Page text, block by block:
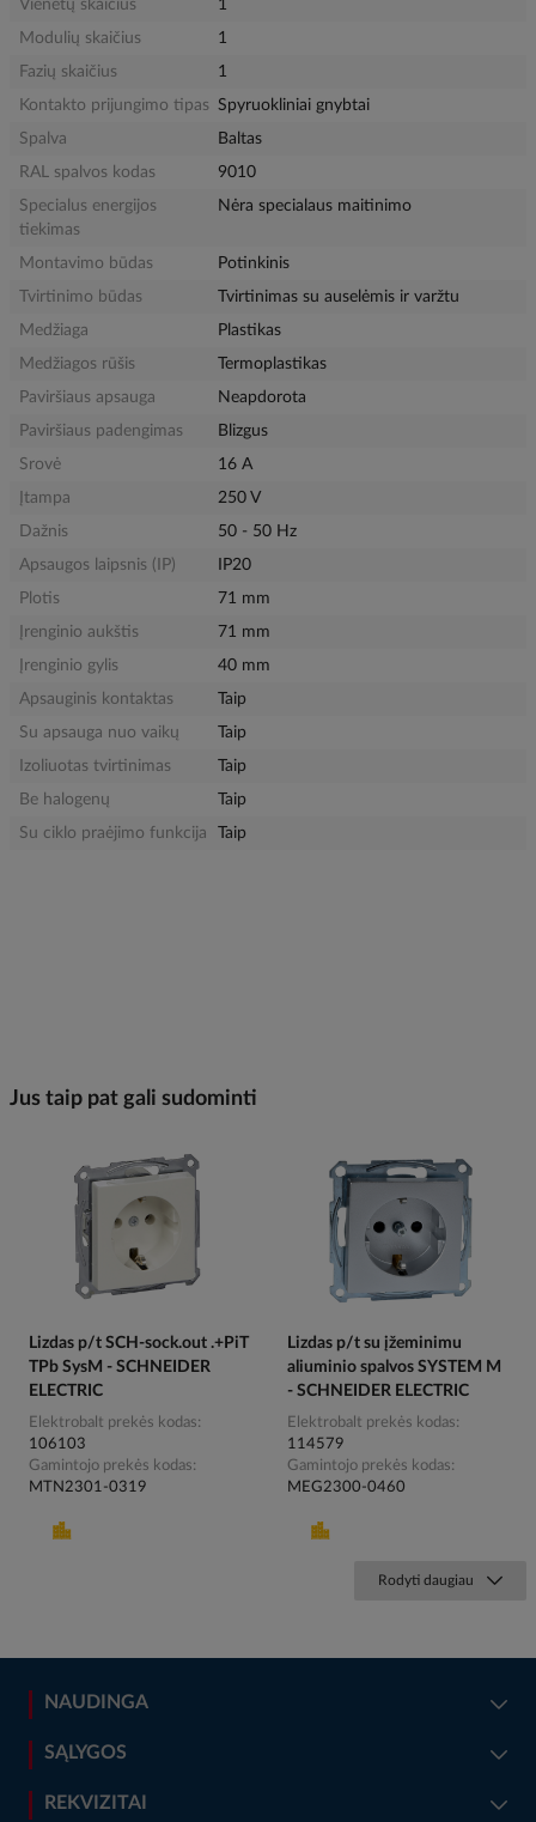
Vienetų skaičius
1
Modulių skaičius
1
Fazių skaičius
1
Kontakto prijungimo tipas Spyruokliniai gnybtai
Spalva
Baltas
RAL spalvos kodas
9010
Specialus energijos
tiekimas
Nėra specialaus maitinimo
Montavimo būdas
Potinkinis
Tvirtinimo būdas
Tvirtinimas su auselėmis ir varžtu
Medžiaga
Plastikas
Medžiagos rūšis
Termoplastikas
Paviršiaus apsauga
Neapdorota
Paviršiaus padengimas
Blizgus
Srovė
16 A
Įtampa
250 V
Dažnis
50 - 50 Hz
Apsaugos laipsnis (IP)
IP20
Plotis
71 mm
Įrenginio aukštis
71 mm
Įrenginio gylis
40 mm
Apsauginis kontaktas
Taip
Su apsauga nuo vaikų
Taip
Izoliuotas tvirtinimas
Taip
Be halogenų
Taip
Su ciklo praėjimo funkcija
Taip
Jus taip pat gali sudominti
Lizdas p/t SCH-sock.out .+PiT
TPb SysM - SCHNEIDER
ELECTRIC
Elektrobalt prekės kodas
106103
Gamintojo prekės kodas
MTN2301-0319
Lizdas p/t su įžeminimu
aliuminio spalvos SYSTEM M
- SCHNEIDER ELECTRIC
Elektrobalt prekės kodas
114579
Gamintojo prekės kodas
MEG2300-0460
Rodyti daugiau
NAUDINGA
SĄLYGOS
REKVIZITAI